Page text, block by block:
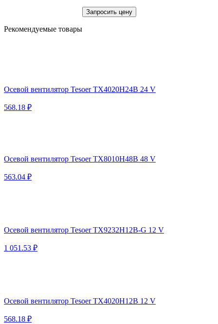
Запросить цену
Рекомендуемые товары
Осевой вентилятор Tesoer TX4020H24B 24 V
568.18 ₽
Осевой вентилятор Tesoer TX8010H48B 48 V
563.04 ₽
Осевой вентилятор Tesoer TX9232H12B-G 12 V
1 051.53 ₽
Осевой вентилятор Tesoer TX4020H12B 12 V
568.18 ₽